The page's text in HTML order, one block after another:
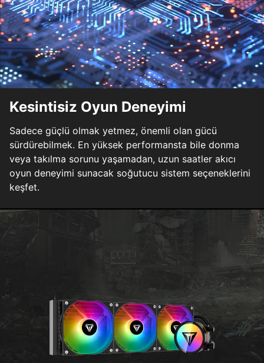
Kesintisiz Oyun Deneyimi
Sadece güçlü olmak yetmez, önemli olan gücü
sürdürebilmek. En yüksek performansta bile donma
veya takılma sorunu yaşamadan, uzun saatler akıcı
oyun deneyimi sunacak soğutucu sistem seçeneklerini
keşfet.